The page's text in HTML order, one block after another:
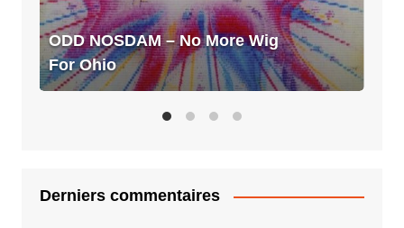
Ohio
ODD NOSDAM – No More Wig
For Ohio
Derniers commentaires